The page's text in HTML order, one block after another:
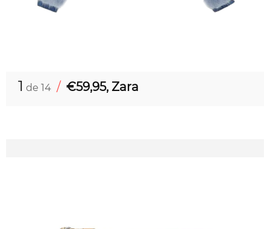
1 de 14 / €59,95, Zara